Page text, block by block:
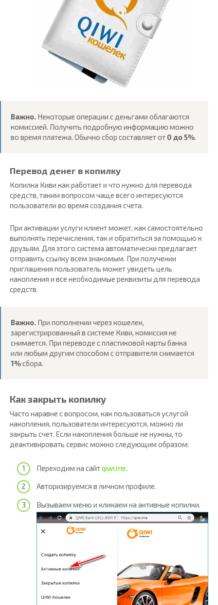
Важно. Некоторые операции с деньгами облагаются
комиссией. Получить подробную информацию можно
во время платежа. Обычно сбор составляет от 0 до 5%.
Перевод денег в копилку
Копилка Киви как работает и что нужно для перевода
средств, таким вопросом чаще всего интересуются
пользователи во время создания счета.
При активации услуги клиент может, как самостоятельно
выполнять перечисления, так и обратиться за помощью к
друзьям. Для этого система автоматически предлагает
отправить ссылку всем знакомым. При получении
приглашения пользователь может увидеть цель
накопления и все необходимые реквизиты для перевода
средств.
Важно. При пополнении через кошелек,
зарегистрированный в системе Киви, комиссия не
снимается. При переводе с пластиковой карты банка
или любым другим способом с отправителя снимается
1%сбора.
Как закрыть копилку
Часто наравне с вопросом, как пользоваться услугой
накопления, пользователи интересуются, можно ли
закрыть счет. Если накопления больше не нужны, то
деактивировать сервис можно следующим образом:
Переходим на сайтqiwi.me.
Авторизируемся в личном профиле.
Вызываем меню и кликаем на активные копилки.